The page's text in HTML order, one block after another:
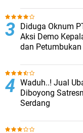
Diduga Oknum
Aksi Demo
dan Petumbukan
Waduh..! Jual
Diboyong
Serdang